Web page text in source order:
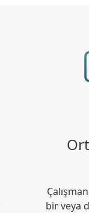
bir veya